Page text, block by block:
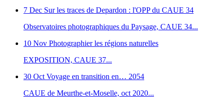
7 Dec Sur les traces de Depardon : l'OPP du CAUE 34
Observatoires photographiques du Paysage, CAUE 34...
10 Nov Photographier les régions naturelles
EXPOSITION, CAUE 37...
30 Oct Voyage en transition en… 2054
CAUE de Meurthe-et-Moselle, oct 2020...